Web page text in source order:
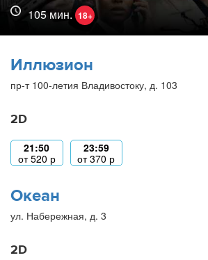
105 мин. 18+
Иллюзион
пр-т 100-летия Владивостоку, д. 103
2D
21:50
от520 р
23:59
от370 р
Океан
ул. Набережная, д. 3
2D